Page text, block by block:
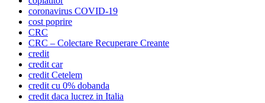
coronavirus COVID-19
cost poprire
CRC
CRC – Colectare Recuperare Creante
credit
credit car
credit Cetelem
credit cu 0% dobanda
credit daca lucrez in Italia